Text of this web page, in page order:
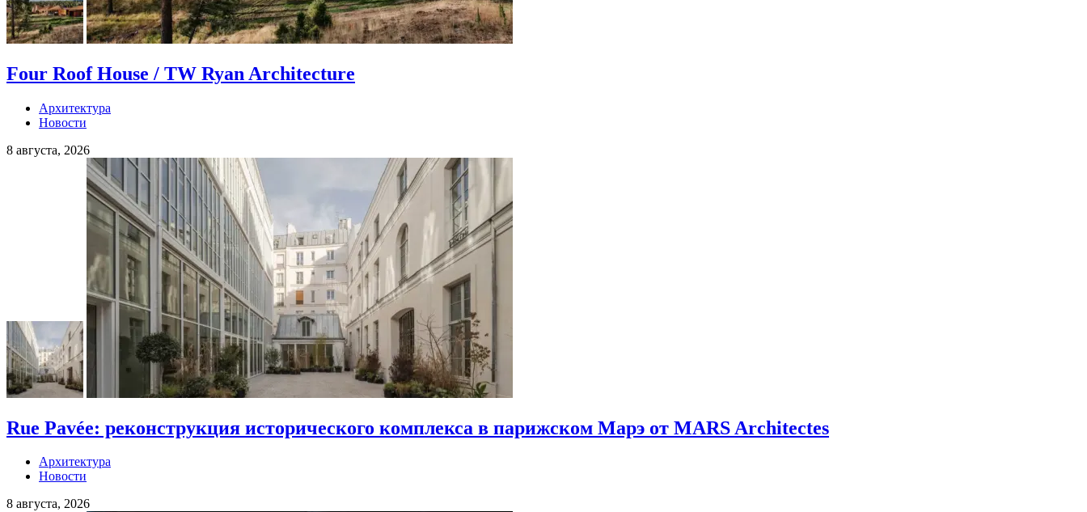
Four Roof House / TW Ryan Architecture
Архитектура
Новости
8 августа, 2026
Rue Pavée: реконструкция исторического комплекса в парижском Марэ от MARS Architectes
Архитектура
Новости
8 августа, 2026